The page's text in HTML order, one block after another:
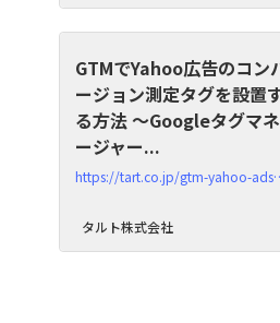
GTMでYahoo広告のコン
ージョン測定タグを設置
る方法 ～Googleタグマネ
ージャー...
https://
タルト株式会社